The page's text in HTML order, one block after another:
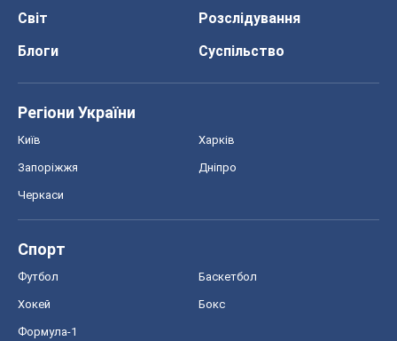
Світ
Розслідування
Блоги
Суспільство
Регіони України
Київ Харків
Запоріжжя Дніпро
Черкаси
Спорт
Футбол Баскетбол
Хокей Бокс
Формула-1